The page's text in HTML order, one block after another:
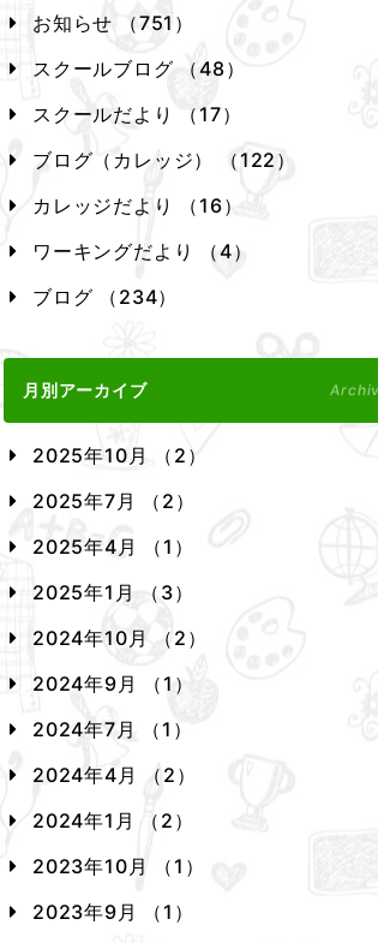
お知らせ （751）
スクールブログ （48）
スクールだより （17）
ブログ（カレッジ） （122）
カレッジだより （16）
ワーキングだより （4）
ブログ （234）
月別アーカイブ
2025年10月 （2）
2025年7月 （2）
2025年4月 （1）
2025年1月 （3）
2024年10月 （2）
2024年9月 （1）
2024年7月 （1）
2024年4月 （2）
2024年1月 （2）
2023年10月 （1）
2023年9月 （1）